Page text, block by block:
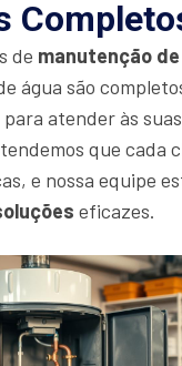
de manutenção
água são
atender às
que cada
e nossa equipe
eficazes.